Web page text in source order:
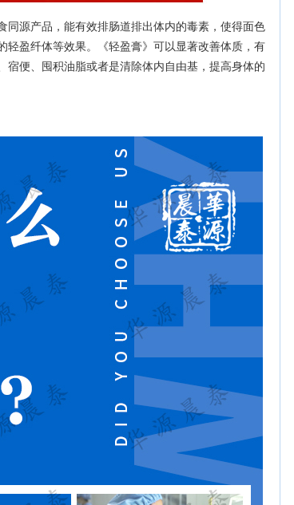
同源产品，能有效排肠道排出体内的毒素，使得面色
轻盈纤体等效果。《轻盈膏》可以显著改善体质，有
宿便、囤积油脂或者是清除体内自由基，提高身体的